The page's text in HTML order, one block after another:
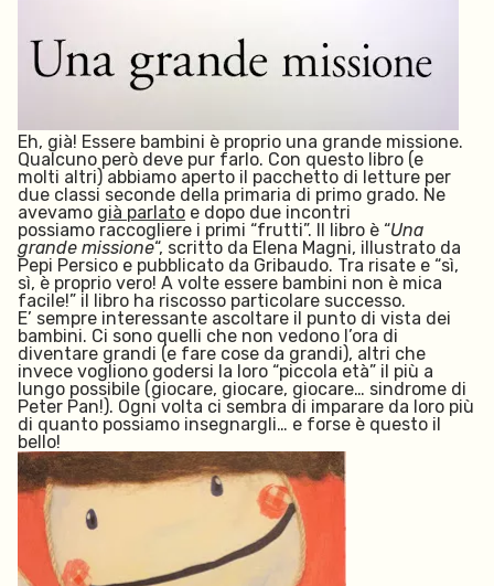
Eh, già! Essere bambini è proprio una grande missione.
Qualcuno però deve pur farlo. Con questo libro (e
molti altri) abbiamo aperto il pacchetto di letture per
due classi seconde della primaria di primo grado. Ne
avevamo già parlato e dopo due incontri
possiamo raccogliere i primi “frutti”. Il libro è “Una
grande missione“, scritto da Elena Magni, illustrato da
Pepi Persico e pubblicato da Gribaudo. Tra risate e “sì,
sì, è proprio vero! A volte essere bambini non è mica
facile!” il libro ha riscosso particolare successo.
E’ sempre interessante ascoltare il punto di vista dei
bambini. Ci sono quelli che non vedono l’ora di
diventare grandi (e fare cose da grandi), altri che
invece vogliono godersi la loro “piccola età” il più a
lungo possibile (giocare, giocare, giocare… sindrome di
Peter Pan!). Ogni volta ci sembra di imparare da loro più
di quanto possiamo insegnargli… e forse è questo il
bello!